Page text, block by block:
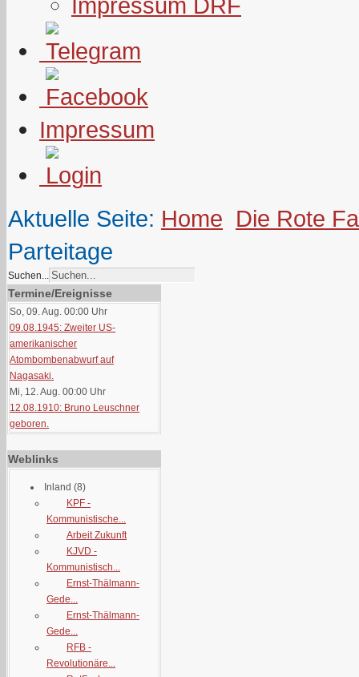
Impressum
Aktuelle Seite: Home Die Rote
Parteitage
Suchen...
Termine/Ereignisse
So, 09. Aug. 00:00 Uhr
09.08.1945: Zweiter US-
amerikanischer
Atombombenabwurf auf
Nagasaki.
Mi, 12. Aug. 00:00 Uhr
12.08.1910: Bruno Leuschner
geboren.
Weblinks
Inland (8)
KPF -
Kommunistische...
Arbeit Zukunft
KJVD -
Kommunistisch...
Ernst-Thälmann-
Gede...
Ernst-Thälmann-
Gede...
RFB -
Revolutionäre...